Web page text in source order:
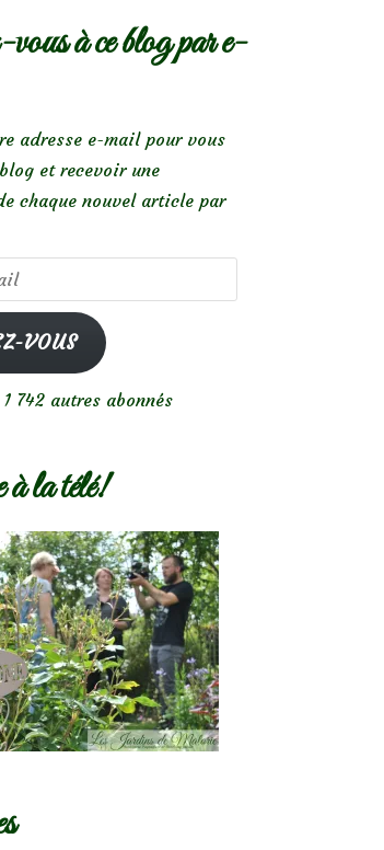
à ce blog par e-
adresse e-mail pour vous
et recevoir une
chaque nouvel article par
VOUS
742 autres abonnés
la télé!